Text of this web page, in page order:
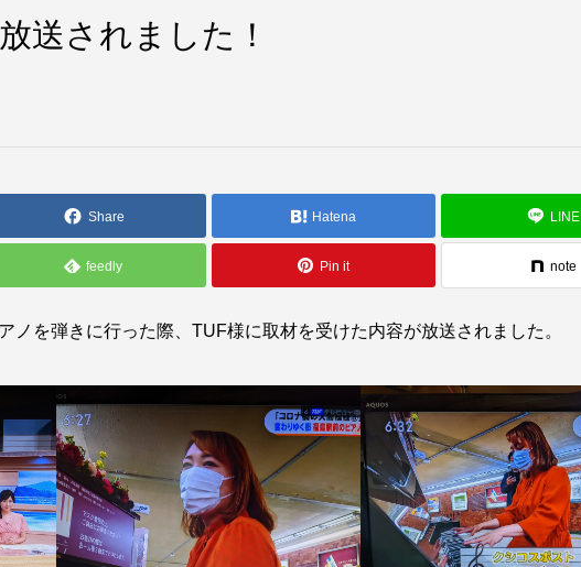
送されました！
Share Hatena LINE
feedly Pin it note
ノを弾きに行った際、TUF様に取材を受けた内容が放送されました。